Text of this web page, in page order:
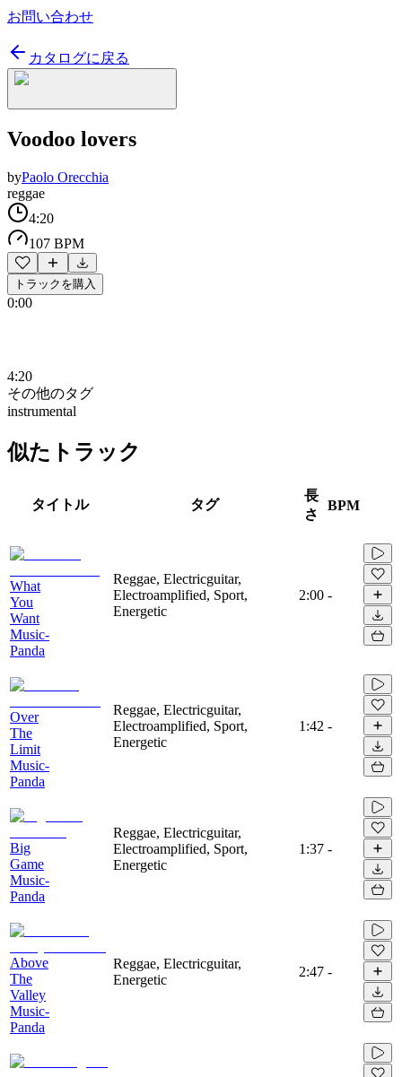
お問い合わせ
カタログに戻る
Voodoo lovers
byPaolo Orecchia
reggae
4:20
107 BPM
トラックを購入
0:00
4:20
その他のタグ
instrumental
似たトラック
タイトル タグ
長
さ
BPM
What
You
Want
Music-
Panda
Reggae, Electricguitar,
Electroamplified, Sport,
Energetic
2:00 -
Over
The
Limit
Music-
Panda
Reggae, Electricguitar,
Electroamplified, Sport,
Energetic
1:42 -
Big
Game
Music-
Panda
Reggae, Electricguitar,
Electroamplified, Sport,
Energetic
1:37 -
Above
The
Valley
Music-
Panda
Reggae, Electricguitar,
Energetic
2:47 -